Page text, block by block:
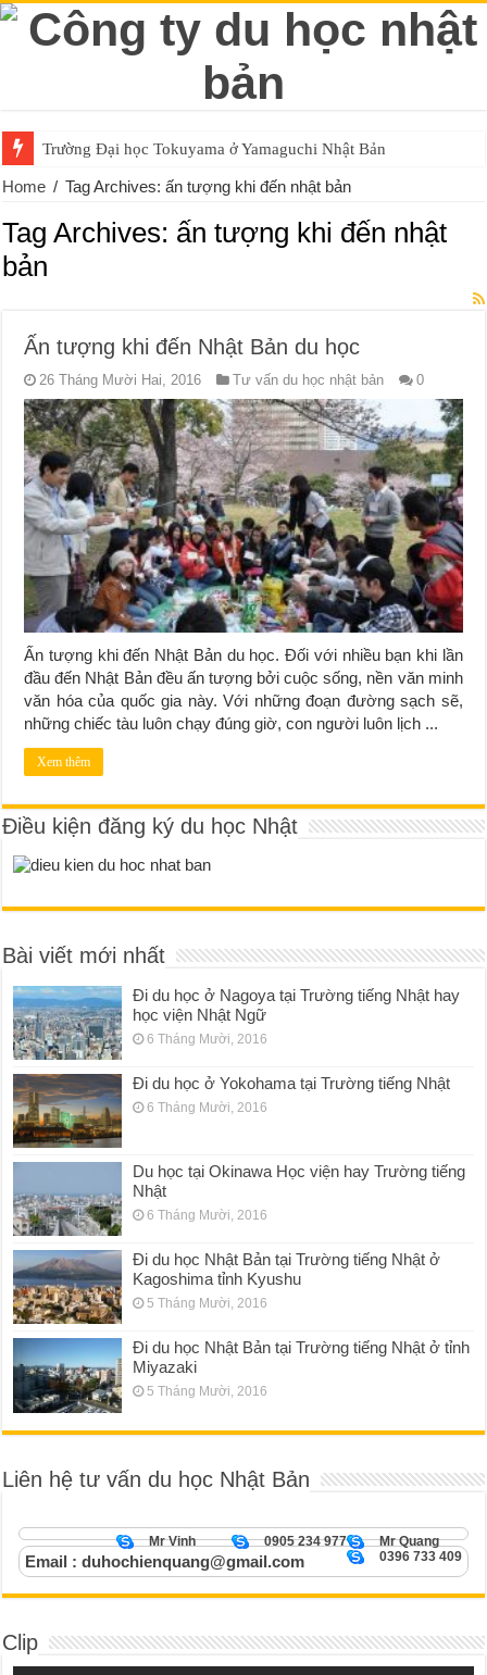
Trường Đại học Tokuyama ở Yamaguchi Nhật Bản
Home / Tag Archives: ấn tượng khi đến nhật bản
Tag Archives: ấn tượng khi đến nhật
bản
Ấn tượng khi đến Nhật Bản du học
26 Tháng Mười Hai, 2016 Tư vấn du học nhật bản 0
Ấn tượng khi đến Nhật Bản du học. Đối với nhiều bạn khi lần
đầu đến Nhật Bản đều ấn tượng bởi cuộc sống, nền văn minh
văn hóa của quốc gia này. Với những đoạn đường sạch sẽ,
những chiếc tàu luôn chạy đúng giờ, con người luôn lịch ...
Xem thêm
Điều kiện đăng ký du học Nhật
Bài viết mới nhất
Đi du học ở Nagoya tại Trường tiếng Nhật hay
học viện Nhật Ngữ
6 Tháng Mười, 2016
Đi du học ở Yokohama tại Trường tiếng Nhật
6 Tháng Mười, 2016
Du học tại Okinawa Học viện hay Trường tiếng
Nhật
6 Tháng Mười, 2016
Đi du học Nhật Bản tại Trường tiếng Nhật ở
Kagoshima tỉnh Kyushu
5 Tháng Mười, 2016
Đi du học Nhật Bản tại Trường tiếng Nhật ở tỉnh
Miyazaki
5 Tháng Mười, 2016
Liên hệ tư vấn du học Nhật Bản
Mr Quang
0905 234 977
Mr Vinh
0396 733 409
Email : duhochienquang@gmail.com
Clip